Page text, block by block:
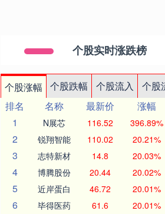
个股实时涨跌榜
个股涨幅 个股跌幅 个股流入 个股
排名
名称 最新价 涨幅
1
N展芯 116.52 396.89%
2 锐翔智能 110.02 20.21%
3 志特新材 14.8 20.03%
4 博腾股份 20.44 20.02%
5 近岸蛋白 46.72 20.01%
6 毕得医药 61.6 20.01%